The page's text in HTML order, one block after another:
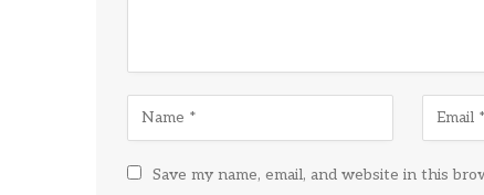
Save my name, email, and website in this